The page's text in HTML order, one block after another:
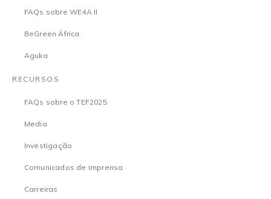
FAQs sobre WE4A II
BeGreen África
Aguka
RECURSOS
FAQs sobre o TEF2025
Media
Investigação
Comunicados de imprensa
Carreiras